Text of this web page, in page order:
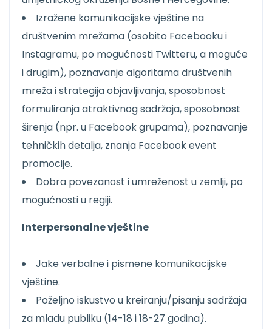
Izražene komunikacijske vještine na
društvenim mrežama (osobito Facebooku i
Instagramu, po mogućnosti Twitteru, a moguće
i drugim), poznavanje algoritama društvenih
mreža i strategija objavljivanja, sposobnost
formuliranja atraktivnog sadržaja, sposobnost
širenja (npr. u Facebook grupama), poznavanje
tehničkih detalja, znanja Facebook event
promocije.
Dobra povezanost i umreženost u zemlji, po
mogućnosti u regiji.
Interpersonalne vještine
Jake verbalne i pismene komunikacijske
vještine.
Poželjno iskustvo u kreiranju/pisanju sadržaja
za mladu publiku (14-18 i 18-27 godina).